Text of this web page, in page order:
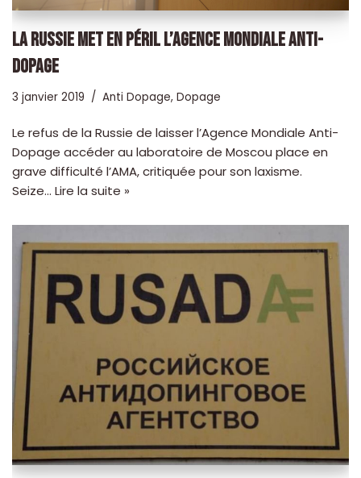
LA RUSSIE MET EN PÉRIL L’AGENCE MONDIALE ANTI-
DOPAGE
3 janvier 2019 Anti Dopage, Dopage
Le refus de la Russie de laisser l’Agence Mondiale Anti-
Dopage accéder au laboratoire de Moscou place en
grave difficulté l’AMA, critiquée pour son laxisme.
Seize… Lire la suite »